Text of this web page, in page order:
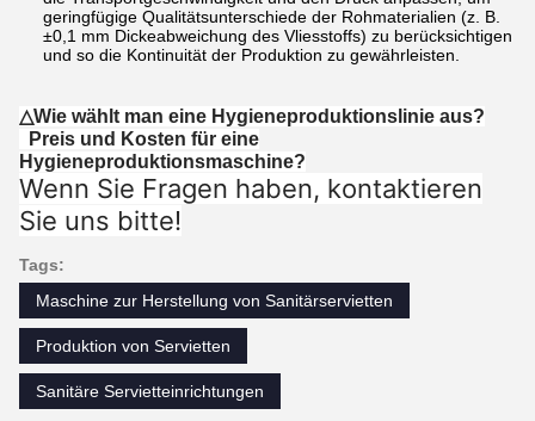
geringfügige Qualitätsunterschiede der Rohmaterialien (z. B.
±0,1 mm Dickeabweichung des Vliesstoffs) zu berücksichtigen
und so die Kontinuität der Produktion zu gewährleisten.
△Wie wählt man eine Hygieneproduktionslinie aus?
Preis und Kosten für eine
Hygieneproduktionsmaschine?
Wenn Sie Fragen haben, kontaktieren
Sie uns bitte!
Tags:
Maschine zur Herstellung von Sanitärservietten
Produktion von Servietten
Sanitäre Servietteinrichtungen